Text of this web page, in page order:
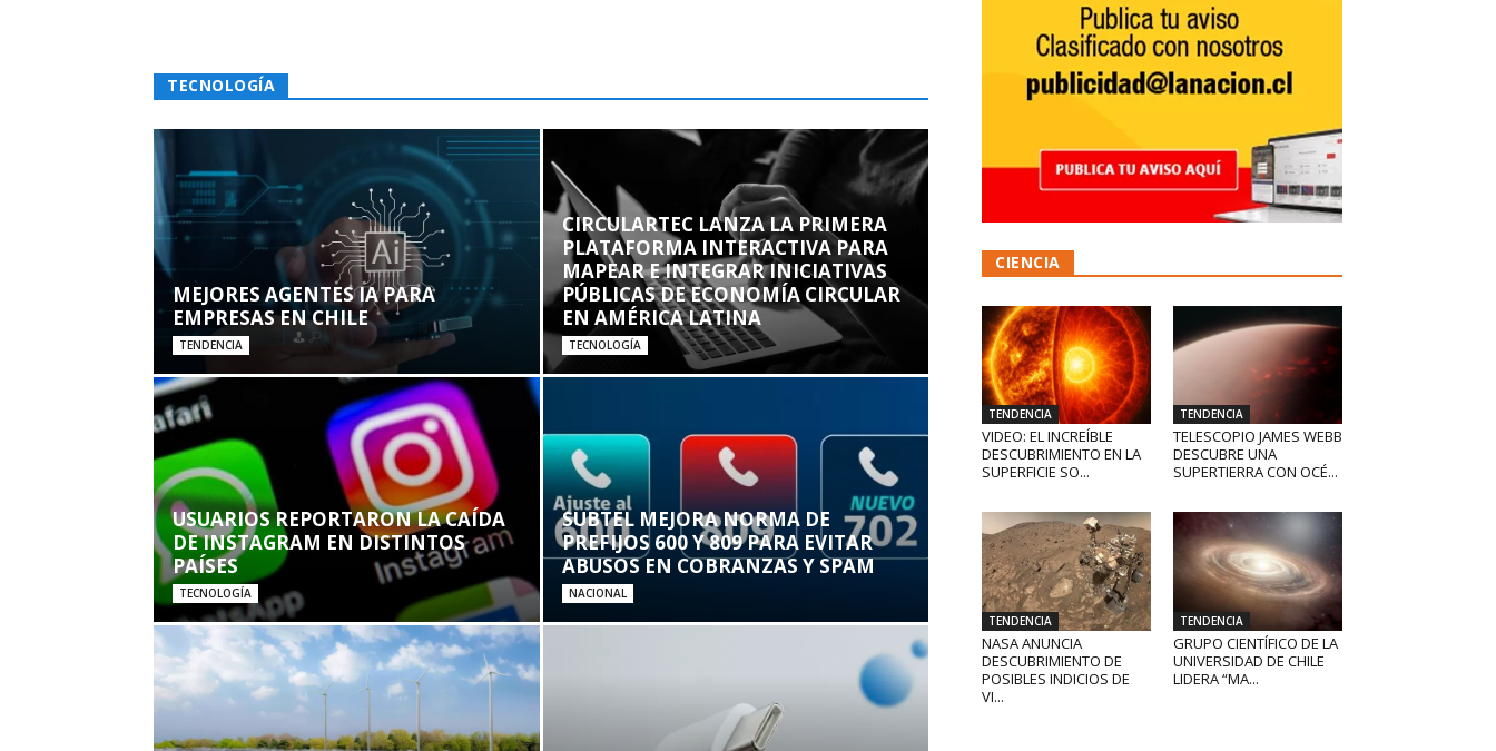
TECNOLOGÍA
MEJORES AGENTES IA PARA
EMPRESAS EN CHILE
TENDENCIA
CIRCULARTEC LANZA LA PRIMERA
PLATAFORMA INTERACTIVA PARA
MAPEAR E INTEGRAR INICIATIVAS
PÚBLICAS DE ECONOMÍA CIRCULAR
EN AMÉRICA LATINA
TECNOLOGÍA
USUARIOS REPORTARON LA CAÍDA
DE INSTAGRAM EN DISTINTOS
PAÍSES
TECNOLOGÍA
SUBTEL MEJORA NORMA DE
PREFIJOS 600 Y 809 PARA EVITAR
ABUSOS EN COBRANZAS Y SPAM
NACIONAL
CIENCIA
TENDENCIA
VIDEO: EL INCREÍBLE
DESCUBRIMIENTO EN LA
SUPERFICIE SO...
TENDENCIA
TELESCOPIO JAMES WEBB
DESCUBRE UNA
SUPERTIERRA CON OCÉ...
TENDENCIA
NASA ANUNCIA
DESCUBRIMIENTO DE
POSIBLES INDICIOS DE
VI...
TENDENCIA
GRUPO CIENTÍFICO DE LA
UNIVERSIDAD DE CHILE
LIDERA “MA...